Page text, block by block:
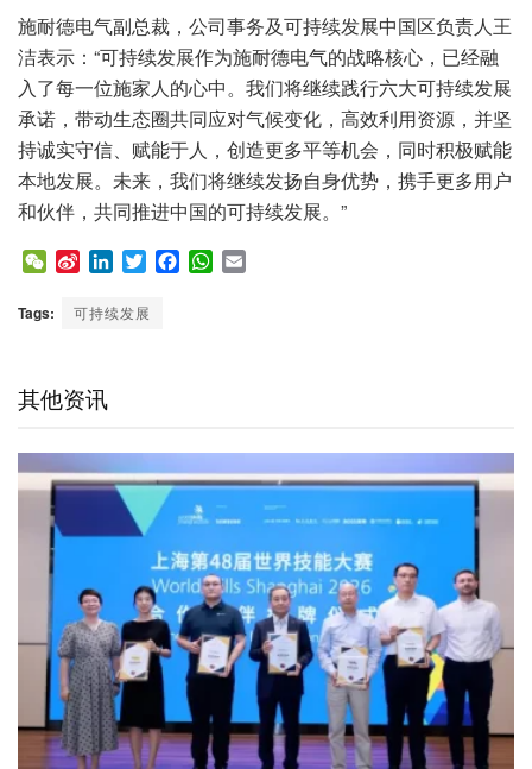
施耐德电气副总裁，公司事务及可持续发展中国区负责人王
洁表示：“可持续发展作为施耐德电气的战略核心，已经融
入了每一位施家人的心中。我们将继续践行六大可持续发展
承诺，带动生态圈共同应对气候变化，高效利用资源，并坚
持诚实守信、赋能于人，创造更多平等机会，同时积极赋能
本地发展。未来，我们将继续发扬自身优势，携手更多用户
和伙伴，共同推进中国的可持续发展。”
W
C
S
n
i
o
L
n
T
i
F
W
Tags: 可持续发展
其他资讯